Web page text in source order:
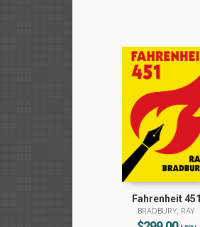
Fahrenheit 451
BRADBURY, RAY